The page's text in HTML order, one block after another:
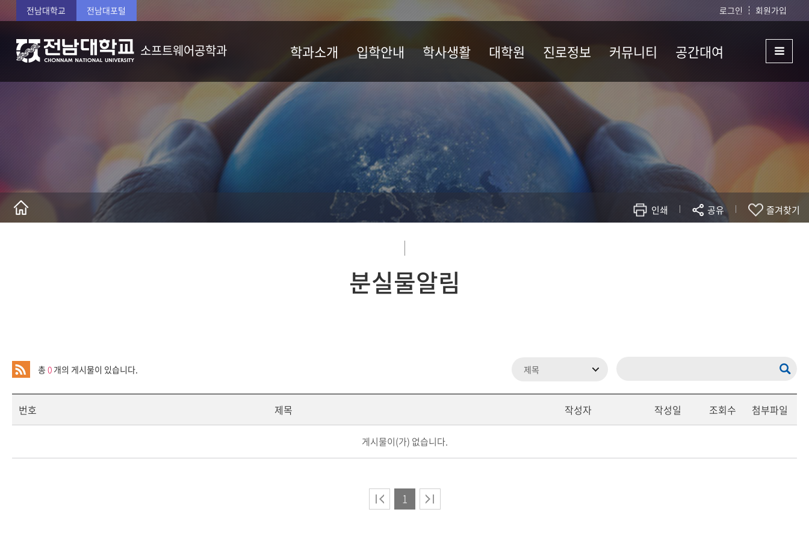
전남대학교 전남대포털 로그인 회원가입
소프트웨어공학과 학과소개
학과연혁
입학안내 학사생활
학사일정
장학
졸업자격인정제
학석사연계과정
대학원
대학원 소개
연구실 소개
대학원 학사일정
게시판
교육대학원
인공지능융합학과
진로정보
진로정보
채용정보
[지역선도대학사업
] 지능형ICT 트랙
커뮤니티
게시판
자료실
자주하는 Q&A
분실물알림
공간대여
강의실 및 세미나실
대여
인쇄 공유 즐겨찾기
분실물알림
총 0 개의 게시물이 있습니다.
번호 제목 작성자 작성일 조회수 첨부파일
게시물이(가) 없습니다.
1